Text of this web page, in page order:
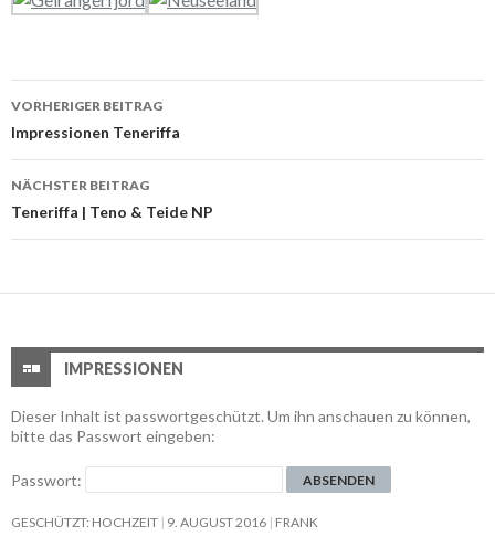
Beitrags-
Navigation
VORHERIGER BEITRAG
Impressionen Teneriffa
NÄCHSTER BEITRAG
Teneriffa | Teno & Teide NP
IMPRESSIONEN
Dieser Inhalt ist passwortgeschützt. Um ihn anschauen zu können,
bitte das Passwort eingeben:
Passwort:
GESCHÜTZT: HOCHZEIT 9. AUGUST 2016 FRANK